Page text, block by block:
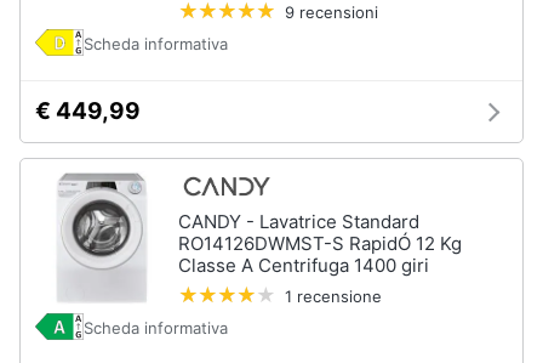
Animali
Libri,
cd
Festività
e
9 recensioni
Scheda informativa
€ 449,99
CANDY - Lavatrice Standard
RO14126DWMST-S RapidÓ 12 Kg
Classe A Centrifuga 1400 giri
1 recensione
Scheda informativa